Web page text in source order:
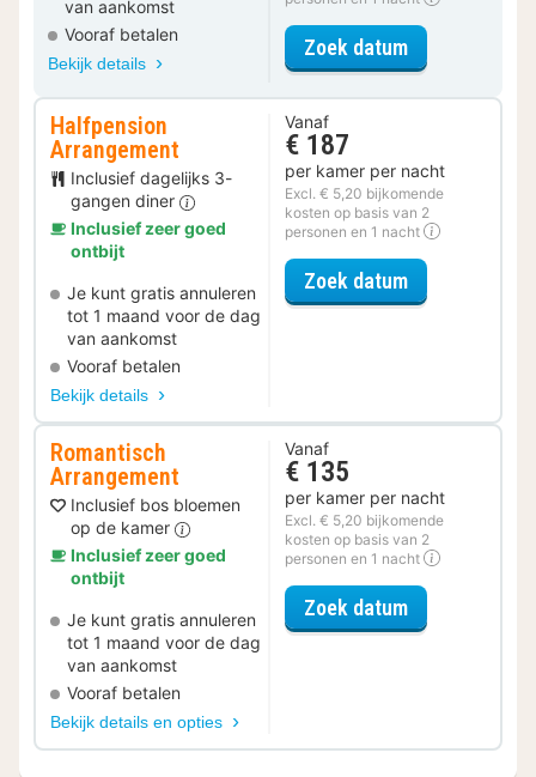
van aankomst
Vooraf betalen
Bekijk details
Zoek datumvoor Basic
Halfpension
Arrangement
Inclusief dagelijks 3-
gangen diner
Inclusief zeer goed
ontbijt
Je kunt gratis annuleren
tot 1 maand voor de dag
van aankomst
Vooraf betalen
Bekijk details
Vanaf
€ 187
per kamer per nacht
Excl. € 5,20 bijkomende
kosten op basis van 2
personen en 1 nacht
Zoek datumvoor
Romantisch
Arrangement
Inclusief bos bloemen
op de kamer
Inclusief zeer goed
ontbijt
Je kunt gratis annuleren
tot 1 maand voor de dag
van aankomst
Vooraf betalen
Bekijk details en opties
Vanaf
€ 135
per kamer per nacht
Excl. € 5,20 bijkomende
kosten op basis van 2
personen en 1 nacht
Zoek datumvoor